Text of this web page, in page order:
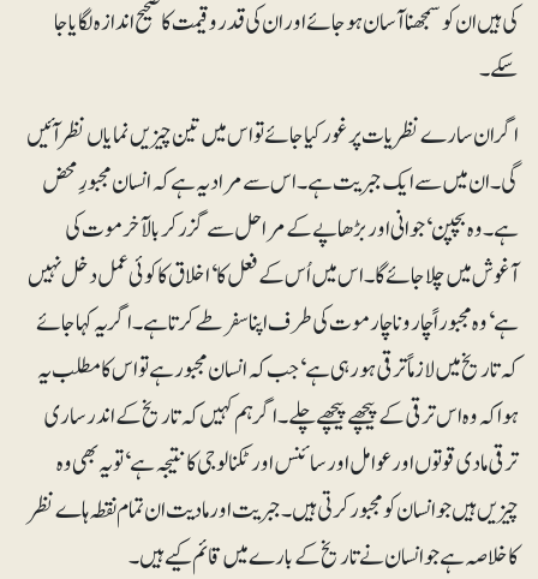
کی ہیں ان کو سمجھنا آسان ہو جائے اور ان کی قدروقیمت کا صحیح اندازہ لگایا جا
سکے۔
اگر ان سارے نظریات پر غور کیا جائے تو اس میں تین چیزیں نمایاں نظر آئیں
گی۔ ان میں سے ایک جبریت ہے۔ اس سے مراد یہ ہے کہ انسان مجبورِ محض
ہے۔ وہ بچپن‘ جوانی اور بڑھاپے کے مراحل سے گزر کر بالآخر موت کی
آغوش میں چلا جائے گا۔ اس میں اُس کے فعل کا‘ اخلاق کا کوئی عمل دخل نہیں
ہے‘ وہ مجبوراً چاروناچار موت کی طرف اپنا سفر طے کرتا ہے۔ اگر یہ کہا جائے
کہ تاریخ میں لازماً ترقی ہو رہی ہے‘ جب کہ انسان مجبور ہے تو اس کا مطلب یہ
ہوا کہ وہ اس ترقی کے پیچھے پیچھے چلے۔ اگر ہم کہیں کہ تاریخ کے اندر ساری
ترقی مادی قوتوں اور عوامل اور سائنس اور ٹکنالوجی کا نتیجہ ہے‘ تو یہ بھی وہ
چیزیں ہیں جو انسان کو مجبور کرتی ہیں۔ جبریت اور مادیت ان تمام نقطہ ہاے نظر
کا خلاصہ ہے جو انسان نے تاریخ کے بارے میں قائم کیے ہیں۔